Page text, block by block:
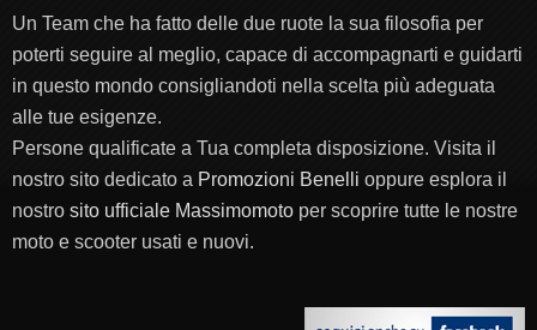
Un Team che ha fatto delle due ruote la sua filosofia per
poterti seguire al meglio, capace di accompagnarti e guidarti
in questo mondo consigliandoti nella scelta più adeguata
alle tue esigenze.
Persone qualificate a Tua completa disposizione. Visita il
nostro sito dedicato a Promozioni Benelli oppure esplora il
nostro sito ufficiale Massimomoto per scoprire tutte le nostre
moto e scooter usati e nuovi.